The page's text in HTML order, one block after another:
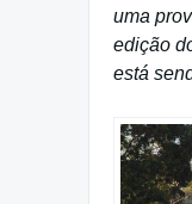
uma
edição
está